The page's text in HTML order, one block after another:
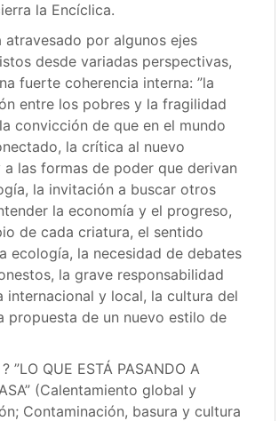
la Encíclica.
atravesado por algunos ejes
desde variadas perspectivas,
fuerte coherencia interna: ”la
entre los pobres y la fragilidad
convicción de que en el mundo
la crítica al nuevo
a las formas de poder que derivan
la invitación a buscar otros
la economía y el progreso,
de cada criatura, el sentido
ecología, la necesidad de debates
la grave responsabilidad
internacional y local, la cultura del
propuesta de un nuevo estilo de
”LO QUE ESTÁ PASANDO A
(Calentamiento global y
Contaminación, basura y cultura